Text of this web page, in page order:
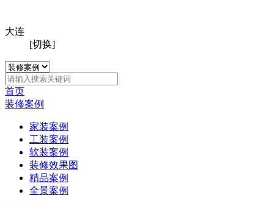
大连
[切换]
首页
装修案例
家装案例
工装案例
软装案例
装修效果图
精品案例
全景案例